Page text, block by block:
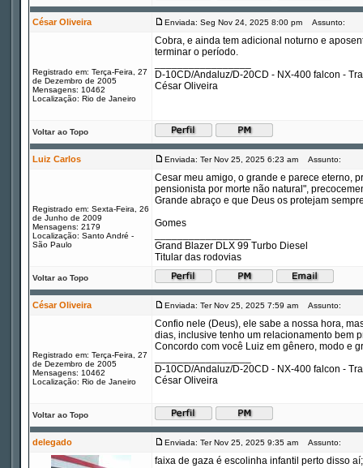
César Oliveira Enviada: Seg Nov 24, 2025 8:00 pm Assunto:
Registrado em: Terça-Feira, 27
de Dezembro de 2005
Mensagens: 10462
Localização: Rio de Janeiro
Cobra, e ainda tem adicional noturno e
terminar o período.
D-10CD/Andaluz/D-20CD - NX-400 falcon -
César Oliveira
Voltar ao Topo
Luiz Carlos Enviada: Ter Nov 25, 2025 6:23 am Assunto:
Registrado em: Sexta-Feira, 26
de Junho de 2009
Mensagens: 2179
Localização: Santo André -
São Paulo
Cesar meu amigo, o grande e parece eterno,
pensionista por morte não natural",
Grande abraço e que Deus os protejam
Gomes
Grand Blazer DLX 99 Turbo Diesel
Titular das rodovias
Voltar ao Topo
César Oliveira Enviada: Ter Nov 25, 2025 7:59 am Assunto:
Registrado em: Terça-Feira, 27
de Dezembro de 2005
Mensagens: 10462
Localização: Rio de Janeiro
Confio nele (Deus), ele sabe a nossa hora,
dias, inclusive tenho um relacionamento bem
Concordo com você Luiz em gênero, modo e
D-10CD/Andaluz/D-20CD - NX-400 falcon -
César Oliveira
Voltar ao Topo
delegado Enviada: Ter Nov 25, 2025 9:35 am Assunto:
faixa de gaza é escolinha infantil perto disso